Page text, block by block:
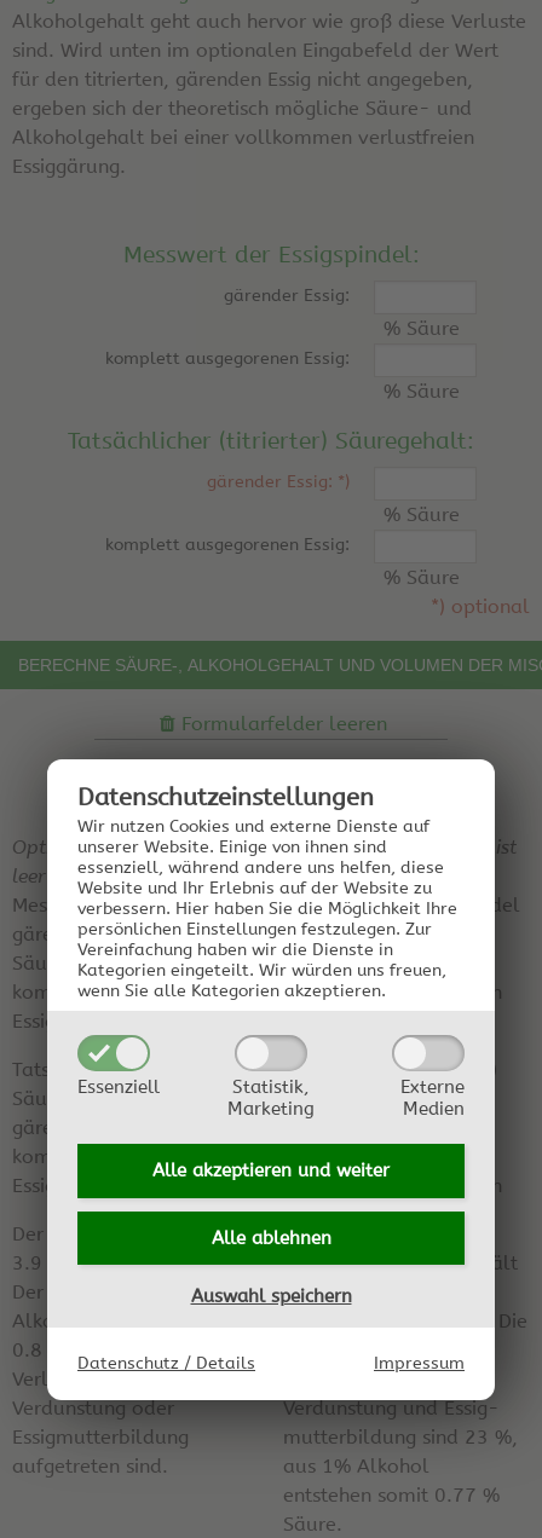
Datenschutz­einstellungen
Wir nutzen Cookies und externe Dienste auf
unserer Website. Einige von ihnen sind
essenziell, während andere uns helfen, diese
Website und Ihr Erlebnis auf der Website zu
verbessern. Hier haben Sie die Möglichkeit Ihre
persönlichen Einstellungen festzulegen. Zur
Vereinfachung haben wir die Dienste in
Kategorien eingeteilt. Wir würden uns freuen,
wenn Sie alle Kategorien akzeptieren.
Essenziell
Statistik,
Marketing
Externe
Medien
Alle akzeptieren und weiter
Alle ablehnen
Auswahl speichern
Datenschutz / Details Impressum
Alkoholgehalt geht auch hervor wie groß diese Verluste
sind. Wird unten im optionalen Eingabefeld der Wert
für den titrierten, gärenden Essig nicht angegeben,
ergeben sich der theoretisch mögliche Säure- und
Alkoholgehalt bei einer vollkommen verlustfreien
Essiggärung.
Messwert der Essigspindel:
gärender Essig:
% Säure
komplett ausgegorenen Essig:
% Säure
Tatsächlicher (titrierter) Säuregehalt:
gärender Essig: *)
% Säure
komplett ausgegorenen Essig:
% Säure
*) optional
Formularfelder leeren
Optionales Eingabefeld ist
leer
Messwert der Essigspindel
gärender Essig: 11.4 %
Säure
komplett ausgegorenen
Essig: 13 % Säure
Tatsächlicher (titrierter)
Säuregehalt
gärender Essig: —
komplett ausgegorenen
Essig: 4.7 % Säure
Der gärende Essig enthält
3.9 % Säure.
Der maximal mögliche
Alkoholgehalt beträgt
0.8 %vol, sofern keine
Verluste durch
Verdunstung oder
Essigmutterbildung
aufgetreten sind.
Optionales Eingabefeld ist
ausgefüllt
Messwert der Essigspindel
gärender Essig: 11.4 %
Säure
komplett ausgegorenen
Tatsächlicher (titrierter)
Säuregehalt
Säure
komplett ausgegorenen
Essig: 4.7 % Säure
Der gärende Essig enthält
3.4 % Säure
und 0.3 %vol Alkohol. Die
verursacht durch
Verdunstung und Essig-
mutterbildung sind 23 %,
aus 1% Alkohol
entstehen somit 0.77 %
Säure.